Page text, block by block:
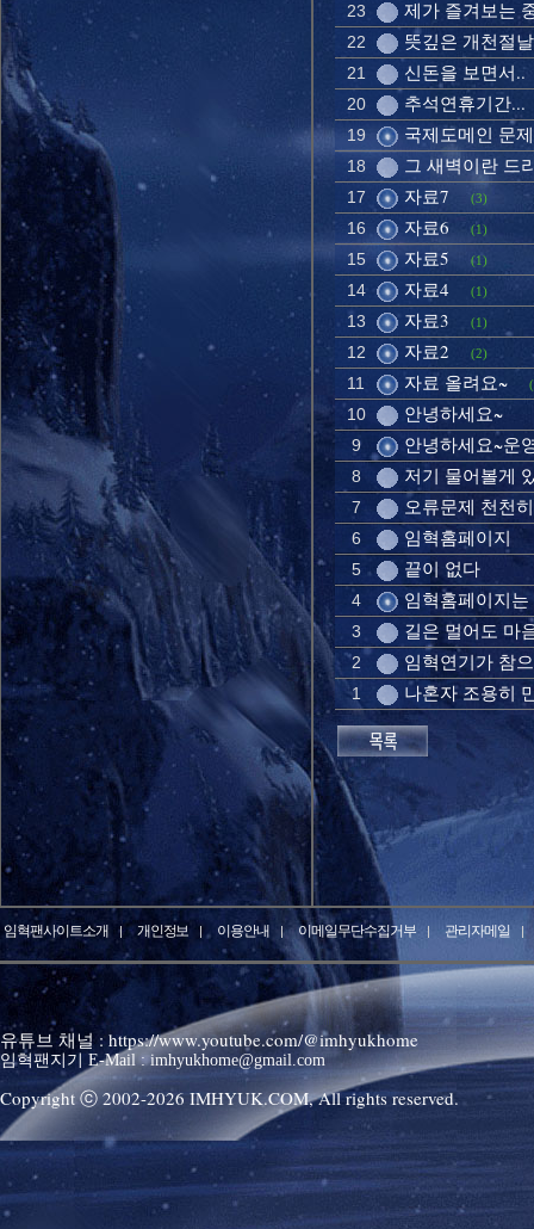
23 제가 즐겨보는
22 뜻깊은 개천절
21 신돈을 보면서..
20 추석연휴기간...
19 국제도메인 문
18 그 새벽이란 드
17 자료7 (3)
16 자료6 (1)
15 자료5 (1)
14 자료4 (1)
13 자료3 (1)
12 자료2 (2)
11 자료 올려요~
10 안녕하세요~
9 안녕하세요~운
8 저기 물어볼게
7 오류문제 천천
6 임혁홈페이지
5 끝이 없다
4 임혁홈페이지는
3 길은 멀어도 마
2 임혁연기가 참
1 나혼자 조용히
임혁팬사이트소개 개인정보 이용안내 이메일무단수집거부 관리자메일
유튜브 채널 : https://www.youtube.com/@imhyukhome
임혁팬지기 E-Mail : imhyukhome@gmail.com
Copyright ⓒ 2002-2026 IMHYUK.COM,All rights reserved.